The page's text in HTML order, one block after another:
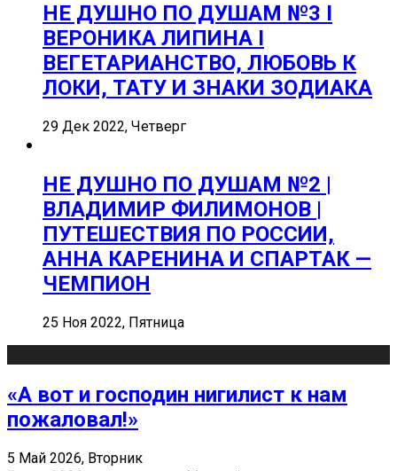
НЕ ДУШНО ПО ДУШАМ №3 I
ВЕРОНИКА ЛИПИНА I
ВЕГЕТАРИАНСТВО, ЛЮБОВЬ К
ЛОКИ, ТАТУ И ЗНАКИ ЗОДИАКА
29 Дек 2022, Четверг
НЕ ДУШНО ПО ДУШАМ №2 |
ВЛАДИМИР ФИЛИМОНОВ |
ПУТЕШЕСТВИЯ ПО РОССИИ,
АННА КАРЕНИНА И СПАРТАК —
ЧЕМПИОН
25 Ноя 2022, Пятница
«А вот и господин нигилист к нам
пожаловал!»
5 Май 2026, Вторник